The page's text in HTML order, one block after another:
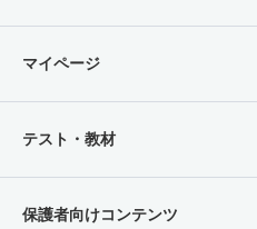
マイページ
テスト・教材
保護者向けコンテンツ